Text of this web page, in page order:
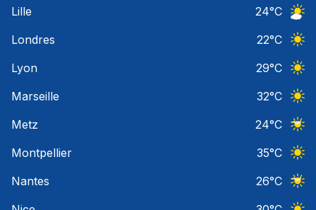
Lille
24°C
Londres
22°C
Lyon
29°C
Marseille
32°C
Metz
24°C
Montpellier
35°C
Nantes
26°C